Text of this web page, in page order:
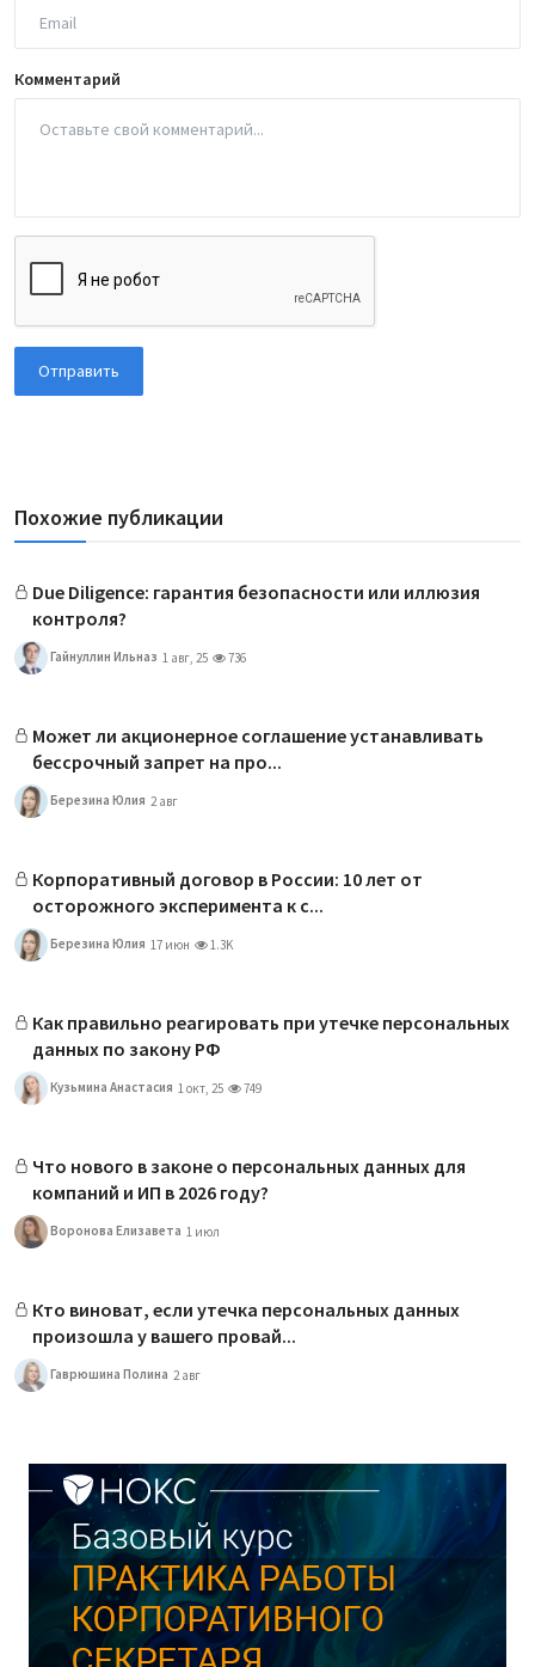
Комментарий
Отправить
Похожие публикации
Due Diligence: гарантия безопасности или иллюзия
контроля?
Гайнуллин Ильназ 1 авг, 25 736
Может ли акционерное соглашение устанавливать
бессрочный запрет на про...
Березина Юлия 2 авг
Корпоративный договор в России: 10 лет от
осторожного эксперимента к с...
Березина Юлия 17 июн 1.3K
Как правильно реагировать при утечке персональных
данных по закону РФ
Кузьмина Анастасия 1 окт, 25 749
Что нового в законе о персональных данных для
компаний и ИП в 2026 году?
Воронова Елизавета 1 июл
Кто виноват, если утечка персональных данных
произошла у вашего провай...
Гаврюшина Полина 2 авг